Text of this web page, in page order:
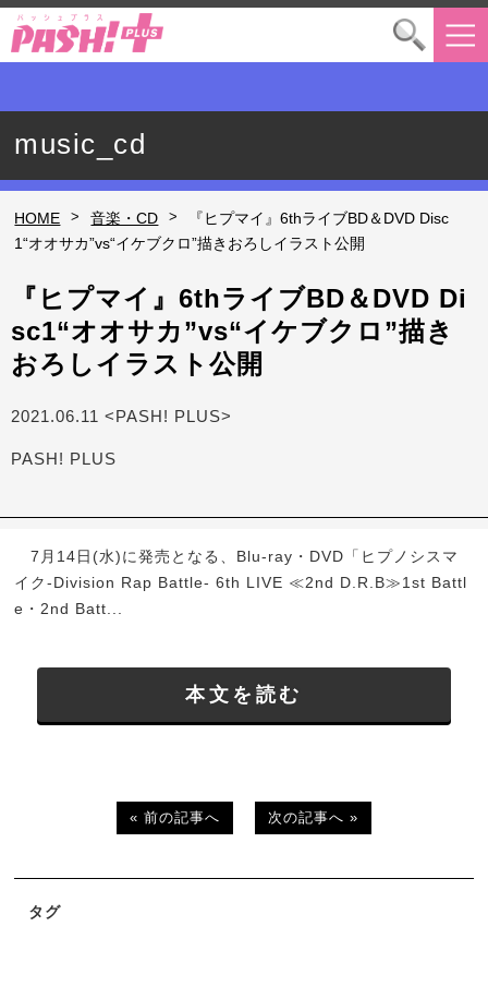
music_cd
HOME > 音楽・CD >
『ヒプマイ』6thライブBD＆DVD Disc
1“オオサカ”vs“イケブクロ”描きおろしイラスト公開
『ヒプマイ』6thライブBD＆DVD Di
sc1“オオサカ”vs“イケブクロ”描き
おろしイラスト公開
2021.06.11 <PASH! PLUS>
PASH! PLUS
7月14日(水)に発売となる、Blu-ray・DVD「ヒプノシスマ
イク-Division Rap Battle- 6th LIVE ≪2nd D.R.B≫1st Battl
e・2nd Batt...
本文を読む
« 前の記事へ 次の記事へ »
タグ